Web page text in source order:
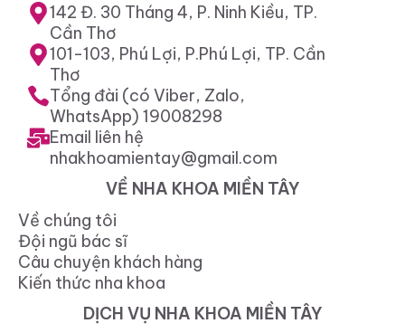
142 Đ. 30 Tháng 4, P. Ninh Kiều, TP.
Cần Thơ
101-103, Phú Lợi, P.Phú Lợi, TP. Cần
Thơ
Tổng đài (có Viber, Zalo,
WhatsApp) 19008298
Email liên hệ
nhakhoamientay@gmail.com
VỀ NHA KHOA MIỀN TÂY
Về chúng tôi
Đội ngũ bác sĩ
Câu chuyện khách hàng
Kiến thức nha khoa
DỊCH VỤ NHA KHOA MIỀN TÂY